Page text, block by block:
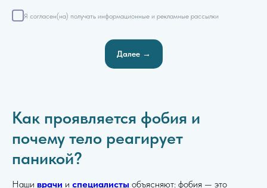
Я согласен(на) получать информационные и рекламные рассылки
Далее →
Как проявляется фобия и
почему тело реагирует
паникой?
Наши врачи и специалисты объясняют: фобия — это